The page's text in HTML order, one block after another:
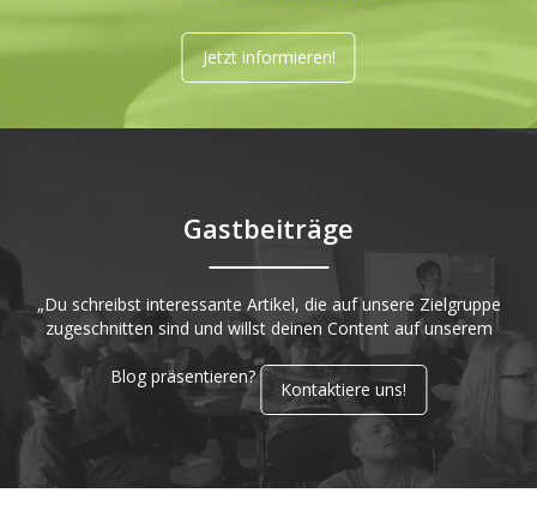
Jetzt informieren!
Gastbeiträge
„Du schreibst interessante Artikel, die auf unsere Zielgruppe
zugeschnitten sind und willst deinen Content auf unserem
Blog präsentieren?
Kontaktiere uns!